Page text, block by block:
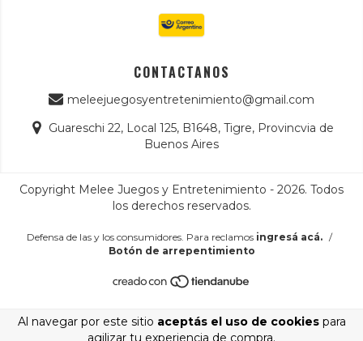
Al navegar por este sitio aceptás el uso de cookiespara
agilizar tu experiencia de compra.
CONTACTANOS
meleejuegosyentretenimiento@gmail.com
Guareschi 22, Local 125, B1648, Tigre, Provincvia de
Buenos Aires
Copyright Melee Juegos y Entretenimiento - 2026. Todos
los derechos reservados.
Defensa de las y los consumidores. Para reclamos ingresá acá. /
Botón de arrepentimiento